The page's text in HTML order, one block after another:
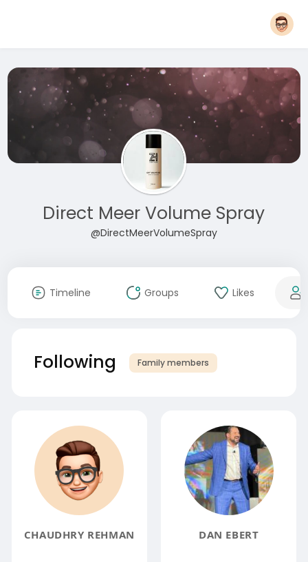
Direct Meer Volume Spray
@DirectMeerVolumeSpray
Timeline Groups Likes
Following Family members
CHAUDHRY REHMAN DAN EBERT